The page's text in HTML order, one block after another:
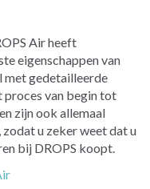
Air heeft
eigenschappen van
met gedetailleerde
proces van begin tot
zijn ook allemaal
u zeker weet dat u
bij DROPS koopt.